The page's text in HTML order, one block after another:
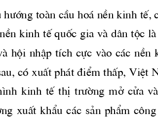
h­íng toμn cÇu ho ̧ nÒn kinh tÕ,
kinh tÕ quèc gia vμ d©n téc lμ
héi nhËp tÝch cùc vμo c ̧c
cã xuÊt ph ̧t ®iÓm thÊp, ViÖt
kinh  tÕ  thÞ tr­êng
më  cöa
xuÊt khÈu c ̧c s¶n phÈm